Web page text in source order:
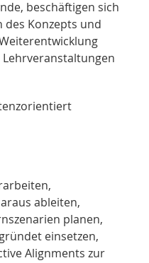
beschäftigen sich
des Konzepts und
ableiten,
planen,
einsetzen,
Alignments zur